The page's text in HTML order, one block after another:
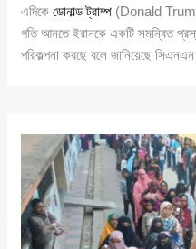
এদিকেডোনাল্ড ট্রাম্প (Donald
গতি আনতে ইরানকে একটি সমন্বিত
পরিকল্পনা করছে বলে জানিয়েছে